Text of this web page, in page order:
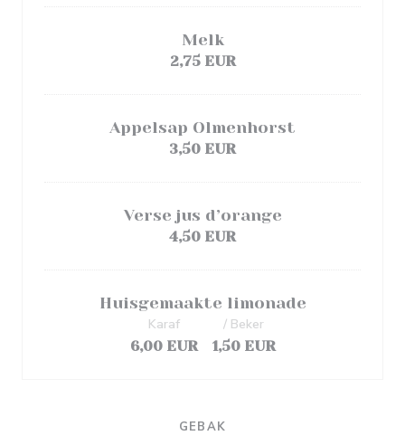
Melk
2,75 EUR
Appelsap Olmenhorst
3,50 EUR
Verse jus d’orange
4,50 EUR
Huisgemaakte limonade
6,00 EUR
Karaf
1,50 EUR
/ Beker
GEBAK